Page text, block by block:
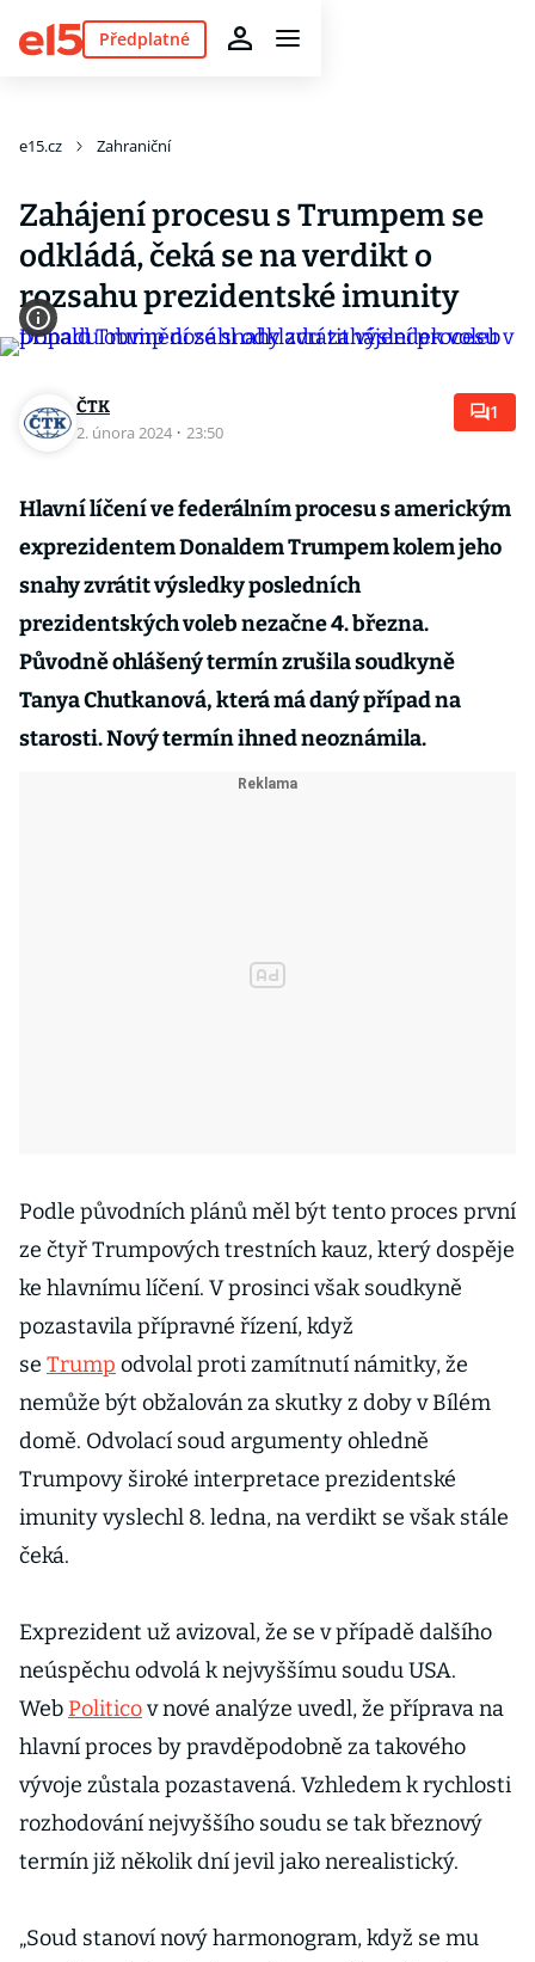
Předplatné
e15.cz Zahraniční
Zahájení procesu s Trumpem se
odkládá, čeká se na verdikt o
rozsahu prezidentské imunity
ČTK
2. února 2024 · 23:50
1
Hlavní líčení ve federálním procesu s americkým
exprezidentem Donaldem Trumpem kolem jeho
snahy zvrátit výsledky posledních
prezidentských voleb nezačne 4. března.
Původně ohlášený termín zrušila soudkyně
Tanya Chutkanová, která má daný případ na
starosti. Nový termín ihned neoznámila.
Podle původních plánů měl být tento proces první
ze čtyř Trumpových trestních kauz, který dospěje
ke hlavnímu líčení. V prosinci však soudkyně
pozastavila přípravné řízení, když
se Trump odvolal proti zamítnutí námitky, že
nemůže být obžalován za skutky z doby v Bílém
domě. Odvolací soud argumenty ohledně
Trumpovy široké interpretace prezidentské
imunity vyslechl 8. ledna, na verdikt se však stále
čeká.
Exprezident už avizoval, že se v případě dalšího
neúspěchu odvolá k nejvyššímu soudu USA.
Web Politicov nové analýze uvedl, že příprava na
hlavní proces by pravděpodobně za takového
vývoje zůstala pozastavená. Vzhledem k rychlosti
rozhodování nejvyššího soudu se tak březnový
termín již několik dní jevil jako nerealistický.
„Soud stanoví nový harmonogram, když se mu